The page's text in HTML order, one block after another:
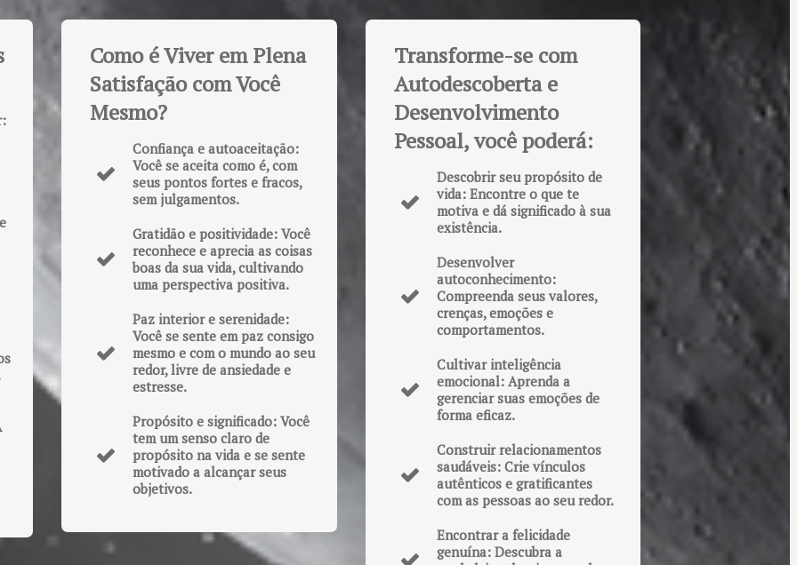
Como é Viver em Plena
Satisfação com Você
Mesmo?
Confiança e autoaceitação:
Você se aceita como é, com
seus pontos fortes e fracos,
sem julgamentos.
Gratidão e positividade: Você
reconhece e aprecia as coisas
boas da sua vida, cultivando
uma perspectiva positiva.
Paz interior e serenidade:
Você se sente em paz consigo
mesmo e com o mundo ao seu
redor, livre de ansiedade e
estresse.
Propósito e significado: Você
tem um senso claro de
propósito na vida e se sente
motivado a alcançar seus
objetivos.
Transforme-se com
Autodescoberta e
Desenvolvimento
Pessoal, você poderá:
Descobrir seu propósito de
vida: Encontre o que te
motiva e dá significado à sua
existência.
Desenvolver
autoconhecimento:
Compreenda seus valores,
crenças, emoções e
comportamentos.
Cultivar inteligência
emocional: Aprenda a
gerenciar suas emoções de
forma eficaz.
Construir relacionamentos
saudáveis: Crie vínculos
autênticos e gratificantes
com as pessoas ao seu redor.
Encontrar a felicidade
genuína: Descubra a